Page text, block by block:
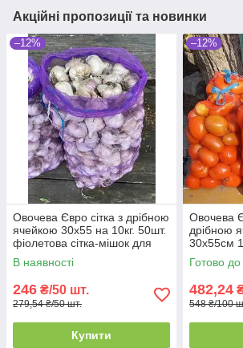
Акційні пропозиції та новинки
–12%
Овочева Євро сітка з дрібною
ячейкою 30х55 на 10кг. 50шт.
фіолетова сітка-мішок для
овочів.
В наявності
246 ₴/50 шт.
279,54 ₴/50 шт.
Купити
–12%
Овочева
дрібною
30х55см
для овочів
Готово до
482,24
548 ₴/100